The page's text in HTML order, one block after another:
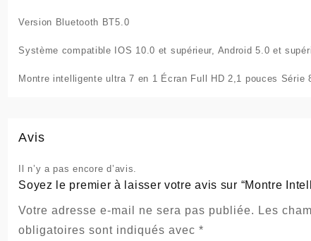
Version Bluetooth BT5.0
Système compatible IOS 10.0 et supérieur, Android 5.0 et
Montre intelligente ultra 7 en 1 Écran Full HD 2,1 pouces
Avis
Il n’y a pas encore d’avis.
Soyez le premier à laisser votre avis sur “Montre
Votre adresse e-mail ne sera pas publiée. Les
obligatoires sont indiqués avec*